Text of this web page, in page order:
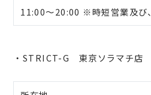
11:00～20:00 ※時短営業及び
・STRICT-G 東京ソラマチ店